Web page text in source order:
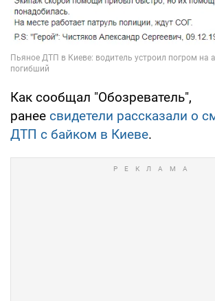
Как сообщал "Обозреватель",
ранее свидетели рассказали о
ДТП с байком в Киеве.